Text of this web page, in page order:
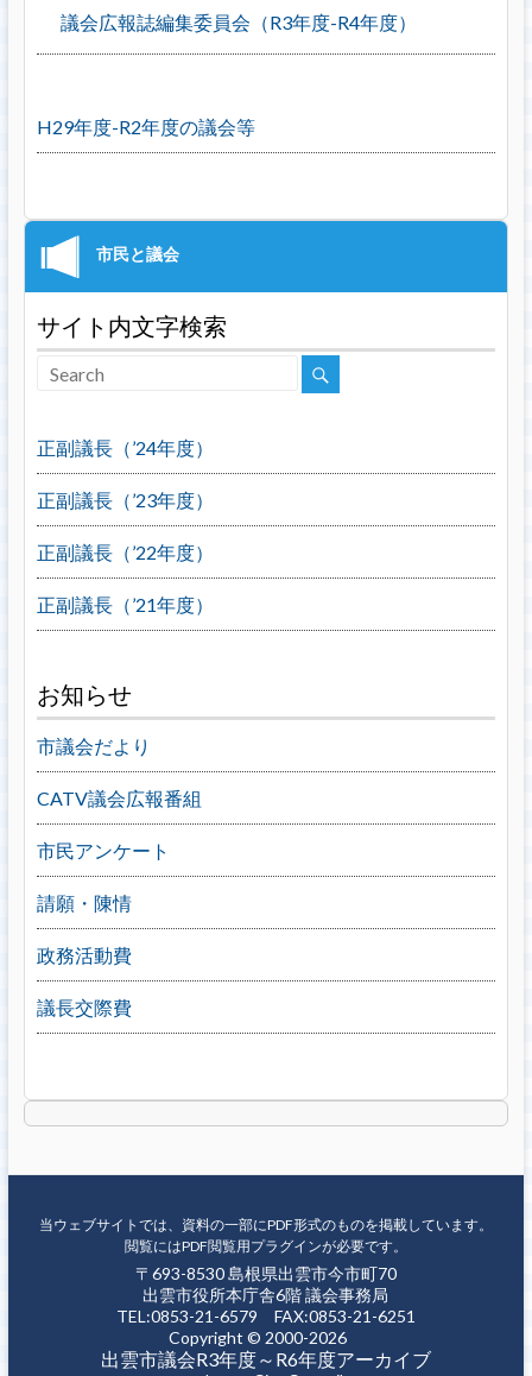
議会広報誌編集委員会（R3年度-R4年度）
H29年度-R2年度の議会等
サイト内文字検索
正副議長（’24年度）
正副議長（’23年度）
正副議長（’22年度）
正副議長（’21年度）
お知らせ
市議会だより
CATV議会広報番組
市民アンケート
請願・陳情
政務活動費
議長交際費
当ウェブサイトでは、資料の一部にPDF形式のものを掲載しています。
閲覧にはPDF閲覧用プラグインが必要です。
〒693-8530 島根県出雲市今市町70
出雲市役所本庁舎6階 議会事務局
TEL:0853-21-6579 FAX:0853-21-6251
Copyright © 2000-2026
出雲市議会R3年度～R6年度アーカイブ